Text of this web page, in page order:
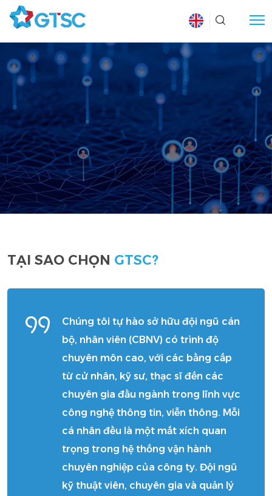
TẠI SAO CHỌN GTSC?
Chúng tôi tự hào sở hữu đội ngũ cán
bộ, nhân viên (CBNV) có trình độ
chuyên môn cao, với các bằng cấp
từ cử nhân, kỹ sư, thạc sĩ đến các
chuyên gia đầu ngành trong lĩnh vực
công nghệ thông tin, viễn thông. Mỗi
cá nhân đều là một mắt xích quan
trọng trong hệ thống vận hành
chuyên nghiệp của công ty. Đội ngũ
kỹ thuật viên, chuyên gia và quản lý